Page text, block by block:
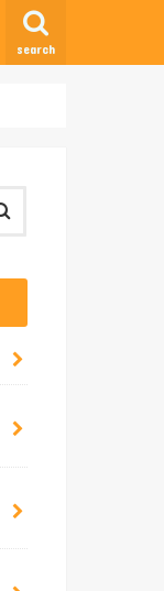
search